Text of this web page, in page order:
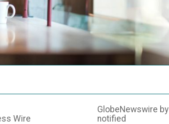
Wire
GlobeNewswire by
notified